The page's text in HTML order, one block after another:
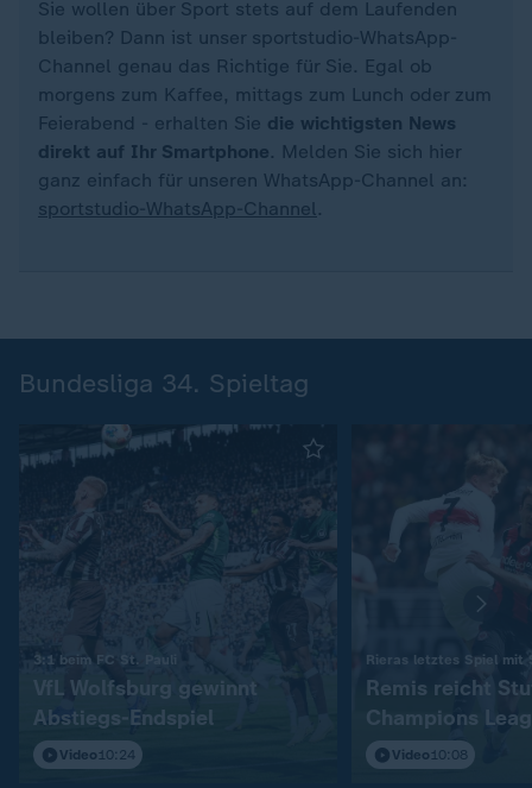
Sie wollen über Sport stets auf dem Laufenden
bleiben? Dann ist unser sportstudio-WhatsApp-
Channel genau das Richtige für Sie. Egal ob
morgens zum Kaffee, mittags zum Lunch oder zum
Feierabend - erhalten Sie die wichtigsten News
direkt auf Ihr Smartphone. Melden Sie sich hier
ganz einfach für unseren WhatsApp-Channel an:
sportstudio-WhatsApp-Channel.
Bundesliga 34. Spieltag
3:1 beim FC St. Pauli
VfL Wolfsburg gewinnt
Abstiegs-Endspiel
Video 10:24
Rieras letztes Spiel mit
Remis reicht
Champions
Video 10:08